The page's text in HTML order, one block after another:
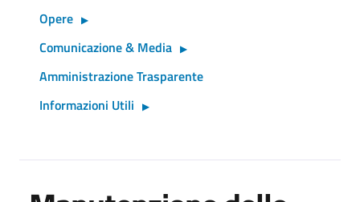
Opere
Comunicazione & Media
Amministrazione Trasparente
Informazioni Utili